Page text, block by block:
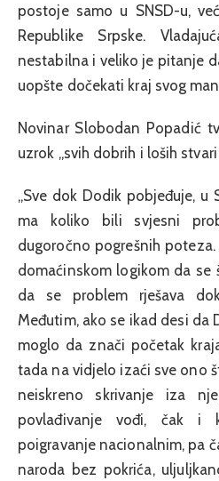
postoje samo u SNSD-u,
Republike Srpske.
nestabilna i veliko je pitanje
uopšte dočekati kraj svog
Novinar Slobodan Popadić
uzrok „svih dobrih i loših stvari
„Sve dok Dodik pobjeđuje, u
ma koliko bili svjesni
dugoročno pogrešnih
domaćinskom logikom da se
da se problem rješava
Međutim, ako se ikad desi da
moglo da znači početak
tada na vidjelo izaći sve ono
neiskreno skrivanje iza
povlađivanje vođi, čak i
poigravanje nacionalnim, pa
naroda bez pokrića,